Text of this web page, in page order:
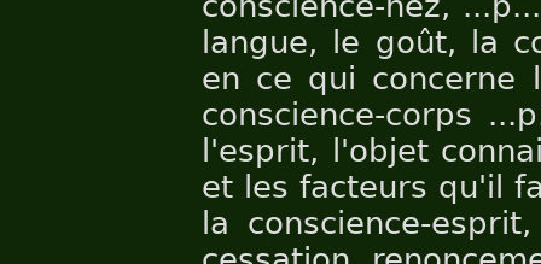
langue, le goût, la
en ce qui concerne
conscience-corps
l'esprit, l'objet
et les facteurs qu'il
la conscience-